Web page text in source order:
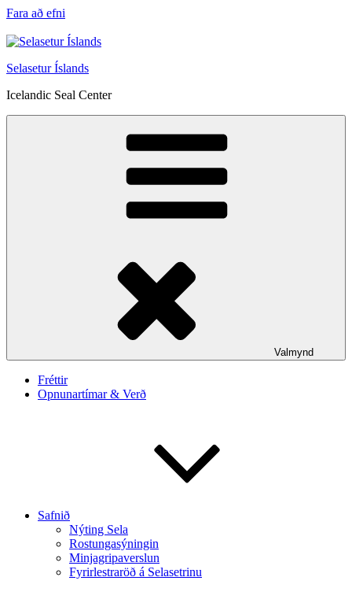
Fara að efni
Selasetur Íslands
Icelandic Seal Center
Valmynd
Fréttir
Opnunartímar & Verð
Safnið
Nýting Sela
Rostungasýningin
Minjagripaverslun
Fyrirlestraröð á Selasetrinu